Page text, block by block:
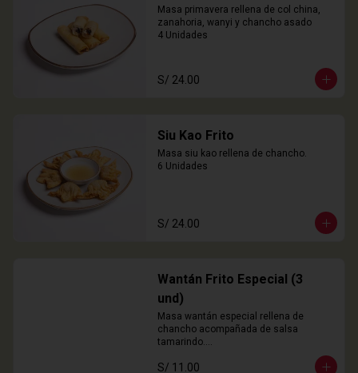
Masa primavera rellena de col china,
zanahoria, wanyi y chancho asado
4 Unidades
S/ 24.00
Siu Kao Frito
Masa siu kao rellena de chancho.
6 Unidades
S/ 24.00
Wantán Frito Especial (3
und)
Masa wantán especial rellena de
chancho acompañada de salsa
tamarindo.
S/ 11.00